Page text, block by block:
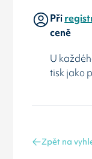
Při
ceně
U
tisk jako
Zpět na